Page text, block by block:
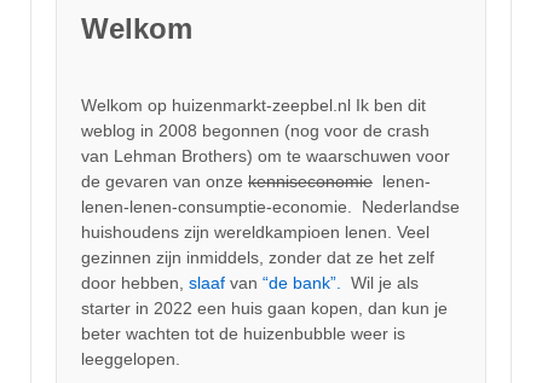
Welkom
Welkom op huizenmarkt-zeepbel.nl Ik ben dit
weblog in 2008 begonnen (nog voor de crash
van Lehman Brothers) om te waarschuwen voor
de gevaren van onze kenniseconomie lenen-
lenen-lenen-consumptie-economie. Nederlandse
huishoudens zijn wereldkampioen lenen. Veel
gezinnen zijn inmiddels, zonder dat ze het zelf
door hebben, slaaf van “de bank”.
Wil je als
starter in 2022 een huis gaan kopen, dan kun je
beter wachten tot de huizenbubble weer is
leeggelopen.